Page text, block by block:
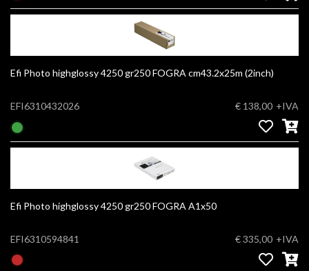
Efi Photo highglossy 4250 gr250 FOGRA cm43.2x25m (2inch)
EFI6310432026 € 138,00 +IVA
Efi Photo highglossy 4250 gr250 FOGRA A1x50
EFI6310594841 € 335,00 +IVA